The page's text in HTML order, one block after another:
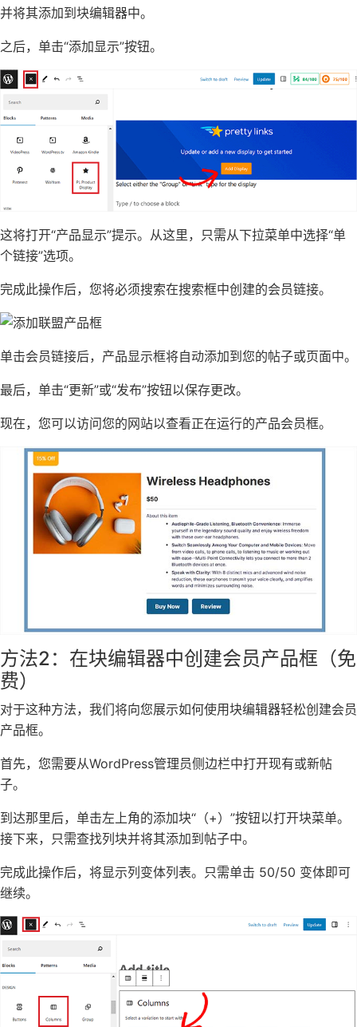
并将其添加到块编辑器中。
之后，单击“添加显示”按钮。
这将打开“产品显示”提示。从这里，只需从下拉菜单中选择“单
个链接”选项。
完成此操作后，您将必须搜索在搜索框中创建的会员链接。
单击会员链接后，产品显示框将自动添加到您的帖子或页面中。
最后，单击“更新”或“发布”按钮以保存更改。
现在，您可以访问您的网站以查看正在运行的产品会员框。
方法2：在块编辑器中创建会员产品框（免
费）
对于这种方法，我们将向您展示如何使用块编辑器轻松创建会员
产品框。
首先，您需要从WordPress管理员侧边栏中打开现有或新帖
子。
到达那里后，单击左上角的添加块“（+）”按钮以打开块菜单。
接下来，只需查找列块并将其添加到帖子中。
完成此操作后，将显示列变体列表。只需单击 50/50 变体即可
继续。